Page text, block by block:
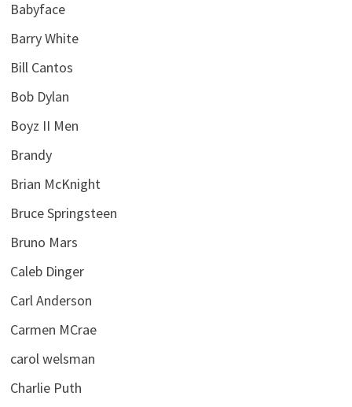
Babyface
Barry White
Bill Cantos
Bob Dylan
Boyz II Men
Brandy
Brian McKnight
Bruce Springsteen
Bruno Mars
Caleb Dinger
Carl Anderson
Carmen MCrae
carol welsman
Charlie Puth